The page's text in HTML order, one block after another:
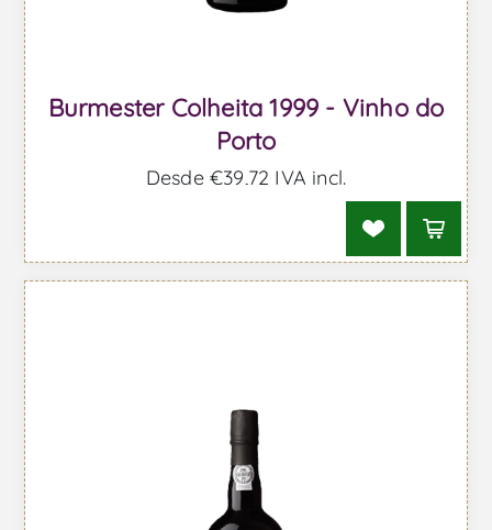
Burmester Colheita 1999 - Vinho do
Porto
Desde €39,72 IVA incl.